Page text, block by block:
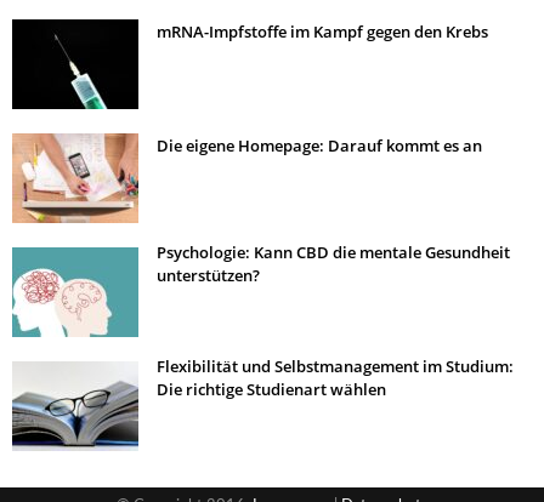
mRNA-Impfstoffe im Kampf gegen den Krebs
Die eigene Homepage: Darauf kommt es an
Psychologie: Kann CBD die mentale Gesundheit
unterstützen?
Flexibilität und Selbstmanagement im Studium:
Die richtige Studienart wählen